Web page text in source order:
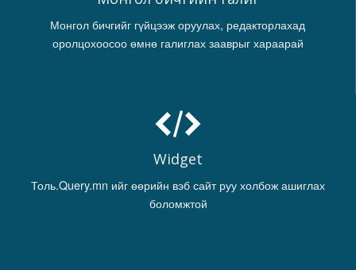
Монгол бичгийг гүйцээж оруулах, редакторлахад
оролцохоосоо өмнө галиглах зааврыг хараарай
Widget
Толь.Query.mn ийг өөрийн вэб сайт руу холбож ашиглах
боломжтой